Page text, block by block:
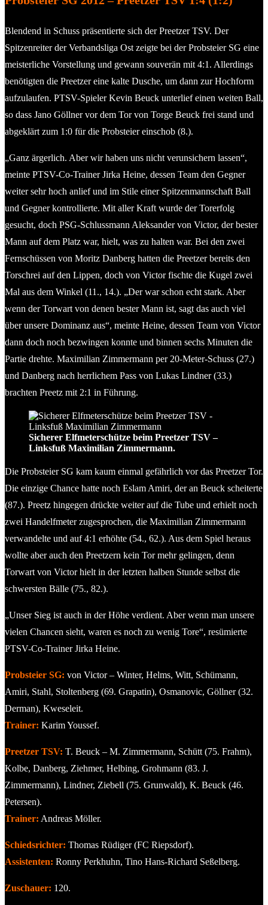
Blendend in Schuss präsentierte sich der Preetzer TSV. Der
Spitzenreiter der Verbandsliga Ost zeigte bei der Probsteier SG eine
meisterliche Vorstellung und gewann souverän mit 4:1. Allerdings
benötigten die Preetzer eine kalte Dusche, um dann zur Hochform
aufzulaufen. PTSV-Spieler Kevin Beuck unterlief einen weiten Ball,
so dass Jano Göllner vor dem Tor von Torge Beuck frei stand und
abgeklärt zum 1:0 für die Probsteier einschob (8.).
„Ganz ärgerlich. Aber wir haben uns nicht verunsichern lassen“,
meinte PTSV-Co-Trainer Jirka Heine, dessen Team den Gegner
weiter sehr hoch anlief und im Stile einer Spitzenmannschaft Ball
und Gegner kontrollierte. Mit aller Kraft wurde der Torerfolg
gesucht, doch PSG-Schlussmann Aleksander von Victor, der bester
Mann auf dem Platz war, hielt, was zu halten war. Bei den zwei
Fernschüssen von Moritz Danberg hatten die Preetzer bereits den
Torschrei auf den Lippen, doch von Victor fischte die Kugel zwei
Mal aus dem Winkel (11., 14.). „Der war schon echt stark. Aber
wenn der Torwart von denen bester Mann ist, sagt das auch viel
über unsere Dominanz aus“, meinte Heine, dessen Team von Victor
dann doch noch bezwingen konnte und binnen sechs Minuten die
Partie drehte. Maximilian Zimmermann per 20-Meter-Schuss (27.)
und Danberg nach herrlichem Pass von Lukas Lindner (33.)
brachten Preetz mit 2:1 in Führung.
Sicherer Elfmeterschütze beim Preetzer TSV –
Linksfuß Maximilian Zimmermann.
Die Probsteier SG kam kaum einmal gefährlich vor das Preetzer Tor.
Die einzige Chance hatte noch Eslam Amiri, der an Beuck scheiterte
(87.). Preetz hingegen drückte weiter auf die Tube und erhielt noch
zwei Handelfmeter zugesprochen, die Maximilian Zimmermann
verwandelte und auf 4:1 erhöhte (54., 62.). Aus dem Spiel heraus
wollte aber auch den Preetzern kein Tor mehr gelingen, denn
Torwart von Victor hielt in der letzten halben Stunde selbst die
schwersten Bälle (75., 82.).
„Unser Sieg ist auch in der Höhe verdient. Aber wenn man unsere
vielen Chancen sieht, waren es noch zu wenig Tore“, resümierte
PTSV-Co-Trainer Jirka Heine.
Probsteier SG: von Victor – Winter, Helms, Witt, Schümann,
Amiri, Stahl, Stoltenberg (69. Grapatin), Osmanovic, Göllner (32.
Derman), Kweseleit.
Trainer: Karim Youssef.
Preetzer TSV: T. Beuck – M. Zimmermann, Schütt (75. Frahm),
Kolbe, Danberg, Ziehmer, Helbing, Grohmann (83. J.
Zimmermann), Lindner, Ziebell (75. Grunwald), K. Beuck (46.
Petersen).
Trainer: Andreas Möller.
Schiedsrichter: Thomas Rüdiger (FC Riepsdorf).
Assistenten: Ronny Perkhuhn, Tino Hans-Richard Seßelberg.
Zuschauer: 120.